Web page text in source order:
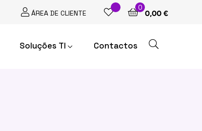
ÁREA DE CLIENTE
0
0,00 €
Soluções TI Contactos